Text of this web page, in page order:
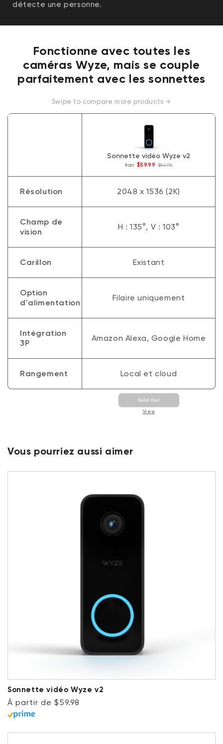
détecte une personne.
Fonctionne avec toutes les
caméras Wyze, mais se couple
parfaitement avec les sonnettes
Swipe to compare more products →
Sonnette vidéo Wyze v2
from $59.99 $84.98
Résolution 2048 x 1536 (2K)
Champ de
vision
H : 135°, V : 103°
Carillon Existant
Option
d'alimentation
Filaire uniquement
Intégration
3P
Amazon Alexa, Google Home
Rangement Local et cloud
Sold Out
View
Vous pourriez aussi aimer
Sonnette vidéo Wyze v2
Prix ​​régulier
À partir de $59.98